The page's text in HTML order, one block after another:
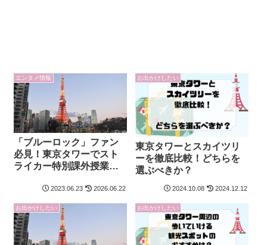
エンタメ情報
「ブルーロック」ファン
必見！東京タワーでスト
ライカー特別課外授業が
2023.06.23 2026.06.22
お出かけしたい
東京タワーとスカイツリ
ーを徹底比較！どちらを
選ぶべきか？
2024.10.08 2024.12.12
お出かけしたい お出かけしたい